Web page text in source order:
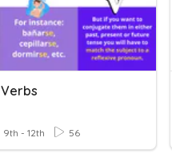
9th - 12th 56